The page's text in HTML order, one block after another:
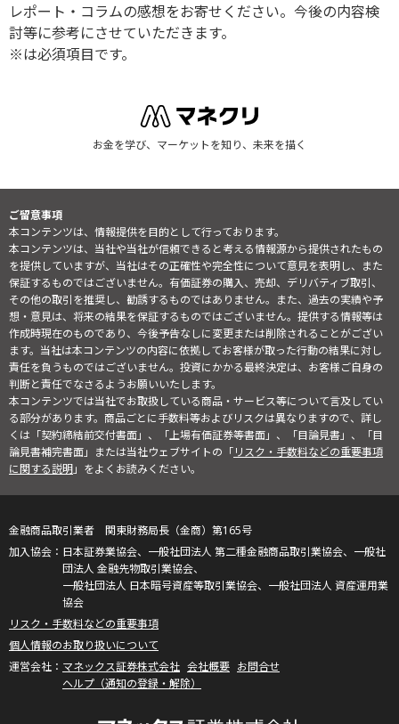
レポート・コラムの感想をお寄せください。今後の内容検
討等に参考にさせていただきます。
※は必須項目です。
お金を学び、マーケットを知り、未来を描く
ご留意事項
本コンテンツは、情報提供を目的として行っております。
本コンテンツは、当社や当社が信頼できると考える情報源から提供されたもの
を提供していますが、当社はその正確性や完全性について意見を表明し、また
保証するものではございません。有価証券の購入、売却、デリバティブ取引、
その他の取引を推奨し、勧誘するものではありません。また、過去の実績や予
想・意見は、将来の結果を保証するものではございません。提供する情報等は
作成時現在のものであり、今後予告なしに変更または削除されることがござい
ます。当社は本コンテンツの内容に依拠してお客様が取った行動の結果に対し
責任を負うものではございません。投資にかかる最終決定は、お客様ご自身の
判断と責任でなさるようお願いいたします。
本コンテンツでは当社でお取扱している商品・サービス等について言及してい
る部分があります。商品ごとに手数料等およびリスクは異なりますので、詳し
くは「契約締結前交付書面」、「上場有価証券等書面」、「目論見書」、「目
論見書補完書面」または当社ウェブサイトの「リスク・手数料などの重要事項
に関する説明」をよくお読みください。
金融商品取引業者 関東財務局長（金商）第165号
日本証券業協会、一般社団法人 第二種金融商品取引業協会、一般社
団法人 金融先物取引業協会、
一般社団法人 日本暗号資産等取引業協会、一般社団法人 資産運用業
協会
リスク・手数料などの重要事項
個人情報のお取り扱いについて
マネックス証券株式会社 会社概要 お問合せ
ヘルプ（通知の登録・解除）